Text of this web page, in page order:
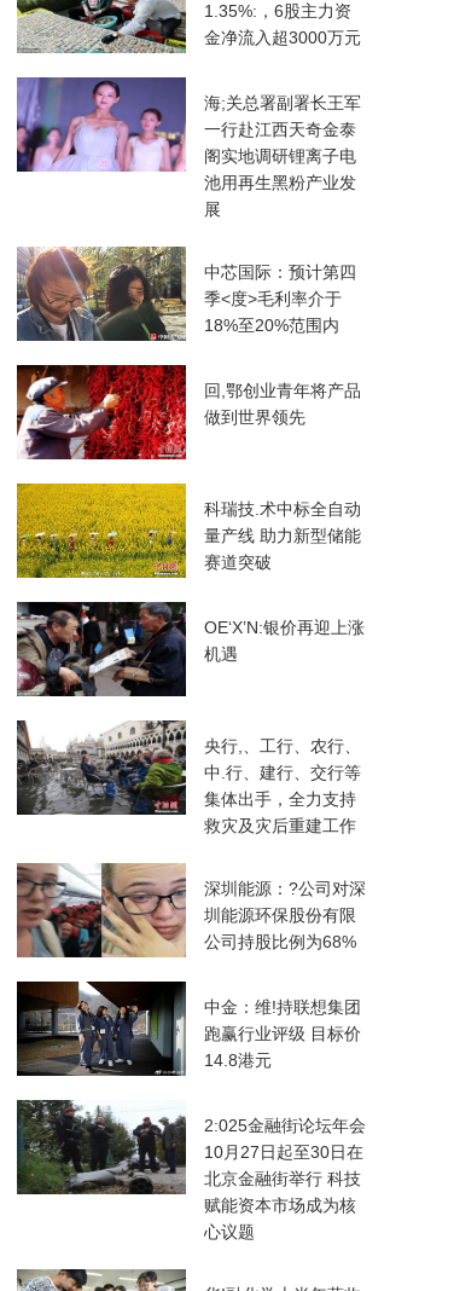
1.35%:，6股主力资
金净流入超3000万元
海;关总署副署长王军
一行赴江西天奇金泰
阁实地调研锂离子电
池用再生黑粉产业发
展
中芯国际：预计第四
季<度>毛利率介于
18%至20%范围内
回,鄂创业青年将产品
做到世界领先
科瑞技.术中标全自动
量产线 助力新型储能
赛道突破
OE‘X’N:银价再迎上涨
机遇
央行,、工行、农行、
中.行、建行、交行等
集体出手，全力支持
救灾及灾后重建工作
深圳能源：?公司对深
圳能源环保股份有限
公司持股比例为68%
中金：维!持联想集团
跑赢行业评级 目标价
14.8港元
2:025金融街论坛年会
10月27日起至30日在
北京金融街举行 科技
赋能资本市场成为核
心议题